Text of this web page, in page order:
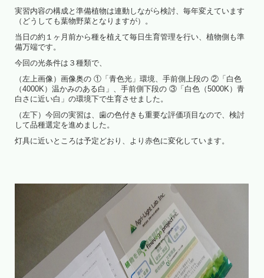
実習内容の構成と準備植物は連動しながら検討、毎年変えています
（どうしても葉物野菜となりますが）。
当日の約１ヶ月前から種を植えて毎日生育管理を行い、植物側も準
備万端です。
今回の光条件は３種類で、
（左上画像）画像奥の ①「青色光」環境、手前側上段の ②「白色
（4000K）温かみのある白」、手前側下段の ③「白色（5000K）青
白さに近い白」の環境下で生育させました。
（左下）今回の実習は、歯の色付きも重要な評価項目なので、検討
して品種選定を進めました。
灯具に近いところは予定どおり、より赤色に変化しています。